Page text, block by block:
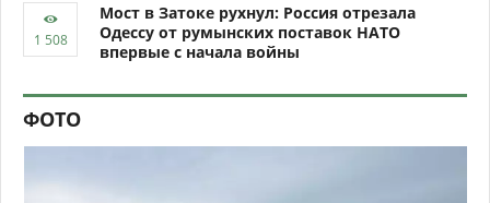
Мост в Затоке рухнул: Россия отрезала
Одессу от румынских поставок НАТО
впервые с начала войны
ФОТО